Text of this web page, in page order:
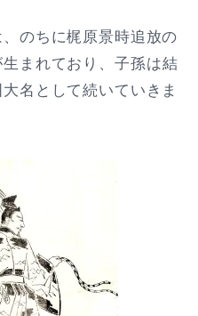
のちに梶原景時追放の
生まれており、子孫は結
名として続いていきま